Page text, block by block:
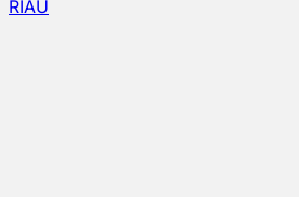
RIAU